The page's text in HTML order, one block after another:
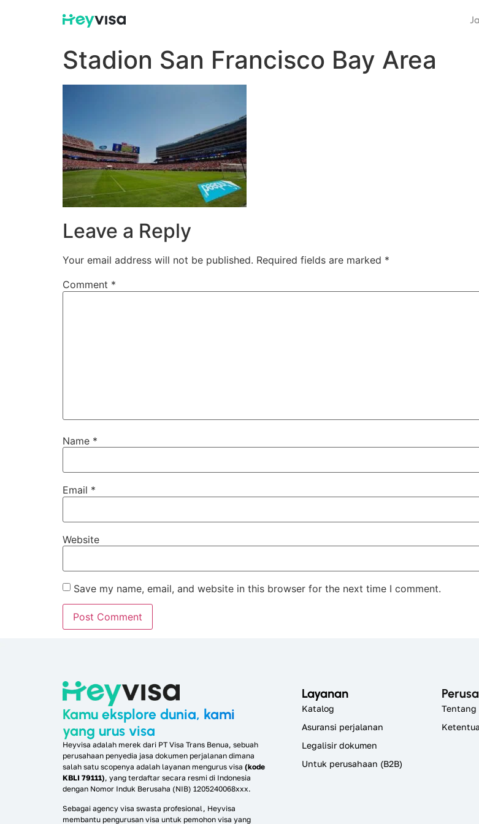
Stadion San Francisco Bay Area
Leave a Reply
Your email address will not be published. Required fields are marked *
Comment *
Name *
Email *
Website
Save my name, email, and website in this browser for the next time I comment.
Kamu eksplore dunia, kami
yang urus visa
Heyvisa adalah merek dari PT Visa Trans Benua, sebuah
perusahaan penyedia jasa dokumen perjalanan dimana
salah satu scopenya adalah layanan mengurus visa (kode
KBLI 79111), yang terdaftar secara resmi di Indonesia
dengan Nomor Induk Berusaha (NIB) 1205240068xxx.
Sebagai agency visa swasta profesional, Heyvisa
membantu pengurusan visa untuk pemohon visa yang
Layanan
Katalog
Asuransi perjalanan
Legalisir dokumen
Untuk perusahaan (B2B)
Tentang